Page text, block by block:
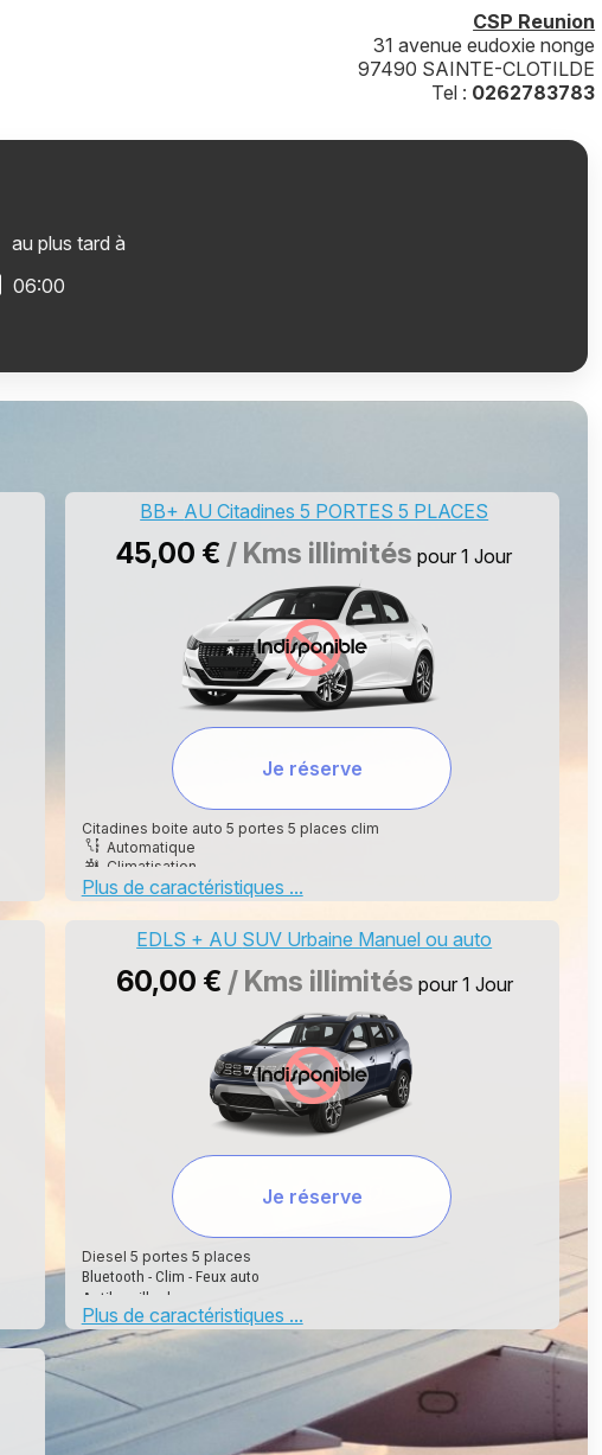
CSP Reunion
31 avenue eudoxie nonge
97490 SAINTE-CLOTILDE
Tel : 0262783783
au plus tard à
06:00
BB+ AU Citadines 5 PORTES 5 PLACES
45,00 € / Kms illimités pour 1 Jour
Je réserve
Citadines boite auto 5 portes 5 places clim
Automatique
Climatisation
5
Plus de caractéristiques ...
EDLS + AU SUV Urbaine Manuel ou auto
60,00 € / Kms illimités pour 1 Jour
Je réserve
Diesel 5 portes 5 places
Bluetooth - Clim - Feux auto
Antibrouillard
5
SP98
Plus de caractéristiques ...